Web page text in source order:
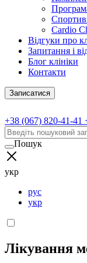
Cardio
Відгуки про
Запитання і
Блог клініки
Контакти
Записатися
+38 (067) 820-41-41
Пошук
укр
рус
укр
Лікування